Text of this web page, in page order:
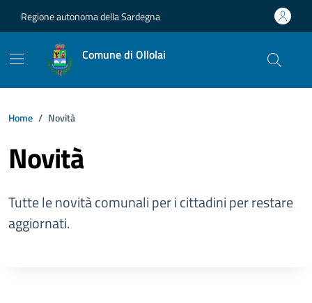
Regione autonoma della Sardegna
Comune di Ollolai
Home Novità
Novità
Tutte le novità comunali per i cittadini per restare
aggiornati.